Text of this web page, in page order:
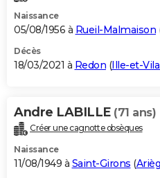
Naissance
05/08/1956 à Rueil-Malmaison
Décès
18/03/2021 à Redon (Ille-et-
Andre LABILLE (71 ans)
Créer une cagnotte obsèques
Naissance
11/08/1949 à Saint-Girons (